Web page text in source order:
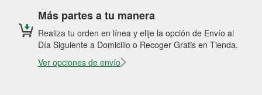
Más partes a tu manera
Realiza tu orden en línea y elije la opción de Envío al
Día Siguiente a Domicilio o Recoger Gratis en Tienda.
Ver opciones de envío